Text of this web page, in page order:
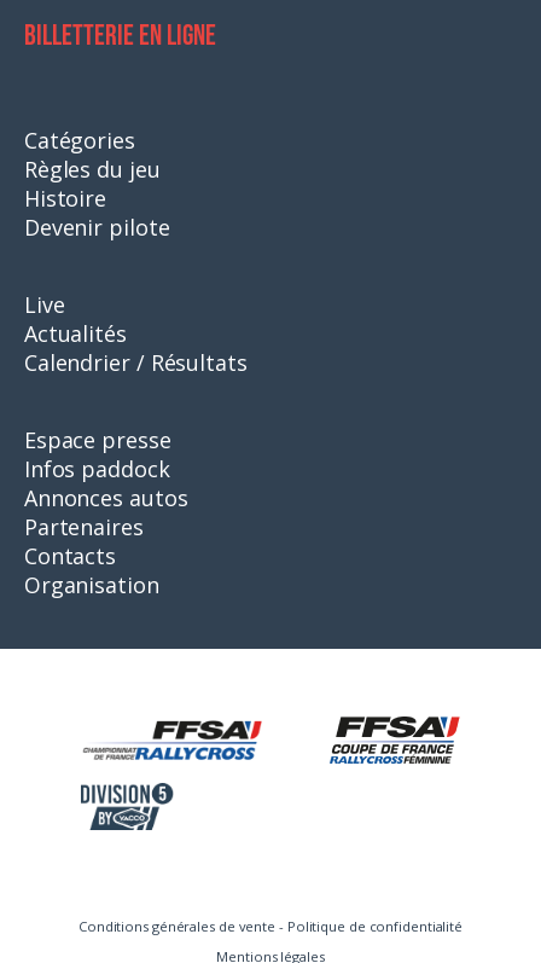
Billetterie en ligne
Catégories
Règles du jeu
Histoire
Devenir pilote
Live
Actualités
Calendrier / Résultats
Espace presse
Infos paddock
Annonces autos
Partenaires
Contacts
Organisation
Conditions générales de vente - Politique de confidentialité
Mentions légales